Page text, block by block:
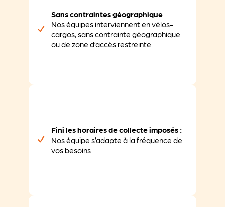
Sans contraintes géographique
Nos équipes interviennent en vélos-
cargos, sans contrainte géographique
ou de zone d’accès restreinte.
Fini les horaires de collecte imposés :
Nos équipe s’adapte à la fréquence de
vos besoins